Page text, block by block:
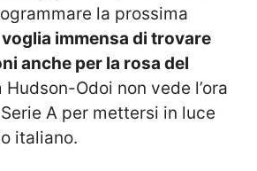
la prossima
voglia immensa di trovare
anche per la rosa del
Hudson-Odoi non vede l’ora
A per mettersi in luce
italiano.